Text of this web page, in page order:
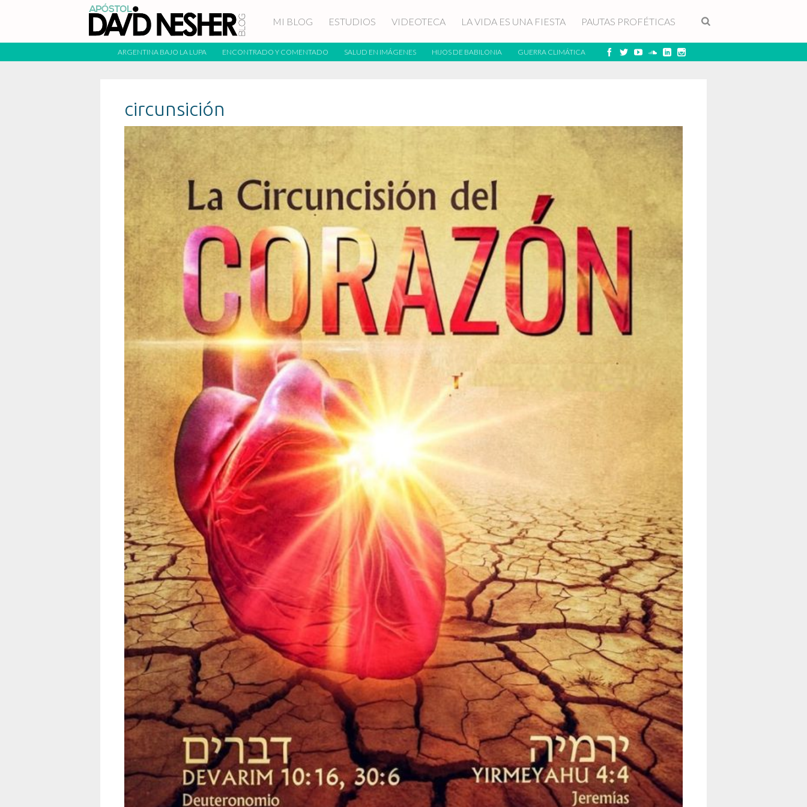
MI BLOG ESTUDIOS VIDEOTECA LA VIDA ES UNA FIESTA PAUTAS PROFÉTICAS
ARGENTINA BAJO LA LUPA ENCONTRADO Y COMENTADO SALUD EN IMÁGENES HIJOS DE BABILONIA GUERRA CLIMÁTICA
circunsición